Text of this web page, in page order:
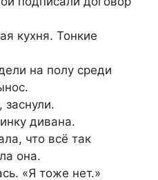
кухня. Тонкие
на полу среди
дивана.
что всё так
она.
«Я тоже нет.»